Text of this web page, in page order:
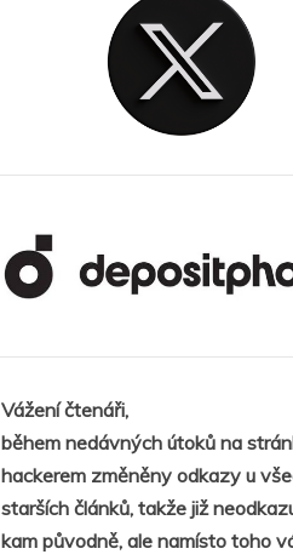
Vážení čtenáři,
během nedávných útoků na
hackerem změněny odkazy u
starších článků, takže již
kam původně, ale namísto toho